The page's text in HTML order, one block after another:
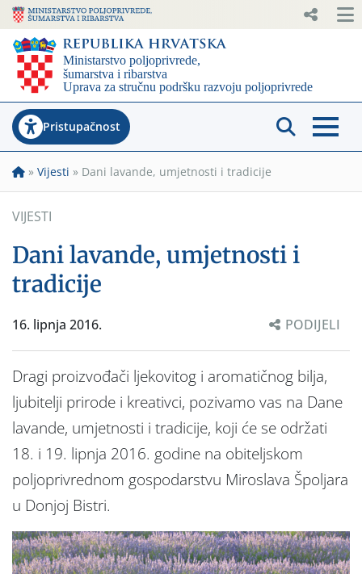
Pristupačnost
» Vijesti » Dani lavande, umjetnosti i tradicije
VIJESTI
Dani lavande, umjetnosti i
tradicije
16. lipnja 2016. PODIJELI
Dragi proizvođači ljekovitog i aromatičnog bilja,
ljubitelji prirode i kreativci, pozivamo vas na Dane
lavande, umjetnosti i tradicije, koji će se održati
18. i 19. lipnja 2016. godine na obiteljskom
poljoprivrednom gospodarstvu Miroslava Špoljara
u Donjoj Bistri.